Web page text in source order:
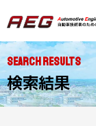
SEARCH RESULTS
検索結果